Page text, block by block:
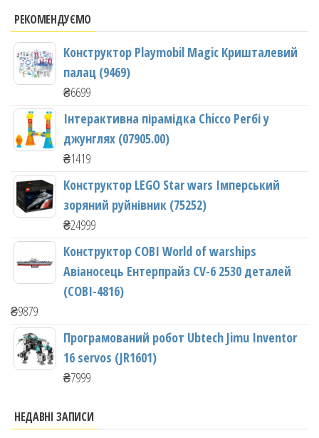
РЕКОМЕНДУЄМО
Конструктор Playmobil Magic Кришталевий
палац (9469)
₴6699
Інтерактивна пірамідка Chicco Регбі у
джунглях (07905.00)
₴1419
Конструктор LEGO Star wars Імперський
зоряний руйнівник (75252)
₴24999
Конструктор COBI World of warships
Авіаносець Ентерпрайз CV-6 2530 деталей
(COBI-4816)
₴9879
Програмований робот Ubtech Jimu Inventor
16 servos (JR1601)
₴7999
НЕДАВНІ ЗАПИСИ